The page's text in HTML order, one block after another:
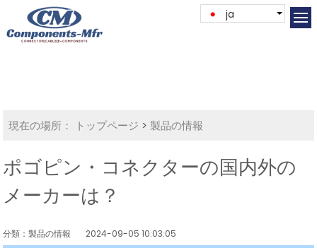
ja
現在の場所： トップページ >製品の情報
ポゴピン・コネクターの国内外の
メーカーは？
分類：製品の情報 2024-09-05 10:03:05